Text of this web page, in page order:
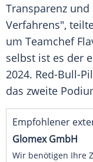
Transparenz
Verfahrens",
um Teamchef
selbst ist es der
2024. Red-Bull-
das zweite
Empfohlener
Glomex GmbH
Wir benötigen Ihre